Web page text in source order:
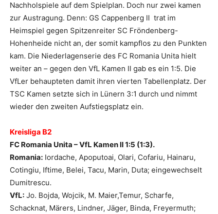
Nachholspiele auf dem Spielplan. Doch nur zwei kamen
zur Austragung. Denn: GS Cappenberg II trat im
Heimspiel gegen Spitzenreiter SC Fröndenberg-
Hohenheide nicht an, der somit kampflos zu den Punkten
kam. Die Niederlagenserie des FC Romania Unita hielt
weiter an – gegen den VfL Kamen II gab es ein 1:5. Die
VfLer behaupteten damit ihren vierten Tabellenplatz. Der
TSC Kamen setzte sich in Lünern 3:1 durch und nimmt
wieder den zweiten Aufstiegsplatz ein.
Kreisliga B2
FC Romania Unita – VfL Kamen II 1:5 (1:3).
Romania: Iordache, Apoputoai, Olari, Cofariu, Hainaru,
Cotingiu, Iftime, Belei, Tacu, Marin, Duta; eingewechselt
Dumitrescu.
VfL: Jo. Bojda, Wojcik, M. Maier,Temur, Scharfe,
Schacknat, Märers, Lindner, Jäger, Binda, Freyermuth;